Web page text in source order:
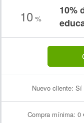
10 %
10%
Nuevo cliente: Sí
Compra mínima: 0